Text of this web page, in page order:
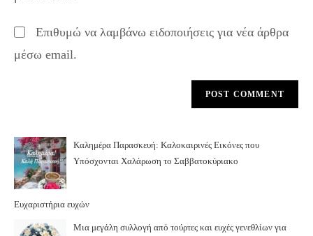
Επιθυμώ να λαμβάνω ειδοποιήσεις για νέα άρθρα
μέσω email.
Καλημέρα Παρασκευή: Καλοκαιρινές Εικόνες που
Υπόσχονται Χαλάρωση το Σαββατοκύριακο
Ευχαριστήρια ευχών
Μια μεγάλη συλλογή από τούρτες και ευχές γενεθλίων για